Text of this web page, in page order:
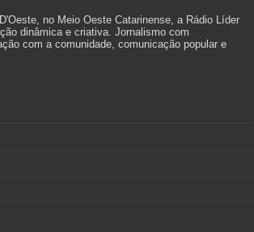
no Meio Oeste Catarinense, a Rádio Líder
dinâmica e criativa. Jornalismo com
com a comunidade, comunicação popular e